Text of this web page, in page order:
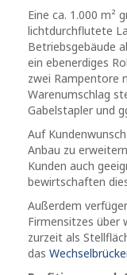
Eine ca. 1.000 m²
lichtdurchflutete
Betriebsgebäude
ein ebenerdiges
zwei Rampentore
Warenumschlag
Gabelstapler und
Auf
Anbau zu
Kunden auch
bewirtschaften
Außerdem
Firmensitzes über
zurzeit als
das